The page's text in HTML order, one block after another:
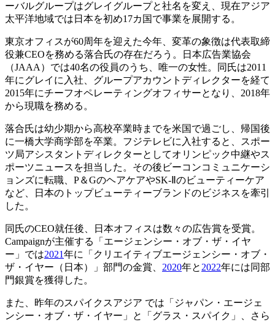
ーバルグループはグレイグループと社名を変え、現在アジア
太平洋地域では日本を初め17カ国で事業を展開する。
東京オフィスが60周年を迎えた今年、変革の象徴は代表取締
役兼CEOを務める落合氏の存在だろう。日本広告業協会
（JAAA）では40名の役員のうち、唯一の女性。同氏は2011
年にグレイに入社、グループアカウントディレクターを経て
2015年にチーフオペレーティングオフィサーとなり、2018年
から現職を務める。
落合氏は幼少期から高校卒業時までを米国で過ごし、帰国後
に一橋大学商学部を卒業。フジテレビに入社すると、スポー
ツ局アシスタントディレクターとしてオリンピック中継やス
ポーツニュースを担当した。その後ビーコンコミュニケーシ
ョンズに転職、P＆GのヘアケアやSK-Ⅱのビューティーケア
など、日本のトップビューティーブランドのビジネスを牽引
した。
同氏のCEO就任後、日本オフィスは数々の広告賞を受賞。
Campaignが主催する「エージェンシー・オブ・ザ・イヤ
ー」では2021年に「クリエイティブエージェンシー・オブ・
ザ・イヤー（日本）」部門の金賞、 2020年と2022年には同部
門銀賞を獲得した。
また、昨年のスパイクスアジア では「ジャパン・エージェ
ンシー・オブ・ザ・イヤー」と「グラス・スパイク」、さら